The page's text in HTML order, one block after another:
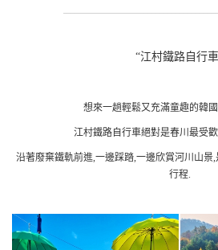
“江村鐵路自行
想來一趟輕鬆又充滿童趣的韓
江村鐵路自行車絕對是春川最受
沿著廢棄鐵軌前進,一邊踩踏,一邊欣賞河川山景
行程.